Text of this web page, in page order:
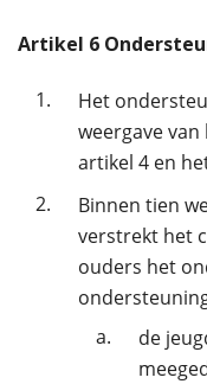
Artikel 6
1.
Het
weergave
artikel 4 en
2.
Binnen tien
verstrekt het
ouders het
a.
de